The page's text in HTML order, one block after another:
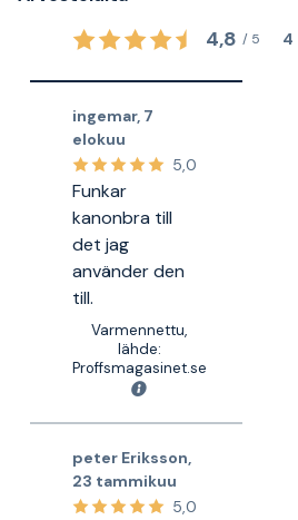
4,8 / 5 4
ingemar, 7
elokuu
5,0
Funkar
kanonbra till
det jag
använder den
till.
Varmennettu,
lähde:
Proffsmagasinet.se
peter Eriksson,
23 tammikuu
5,0